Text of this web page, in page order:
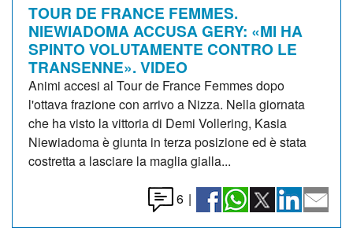
TOUR DE FRANCE FEMMES.
NIEWIADOMA ACCUSA GERY: «MI HA
SPINTO VOLUTAMENTE CONTRO LE
TRANSENNE». VIDEO
Animi accesi al Tour de France Femmes dopo
l'ottava frazione con arrivo a Nizza. Nella giornata
che ha visto la vittoria di Demi Vollering, Kasia
Niewiadoma è giunta in terza posizione ed è stata
costretta a lasciare la maglia gialla...
6 |